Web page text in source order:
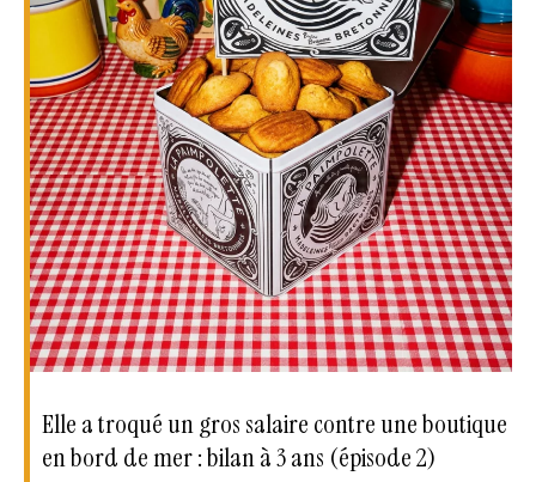
Elle a troqué un gros salaire contre une boutique
en bord de mer : bilan à 3 ans (épisode 2)